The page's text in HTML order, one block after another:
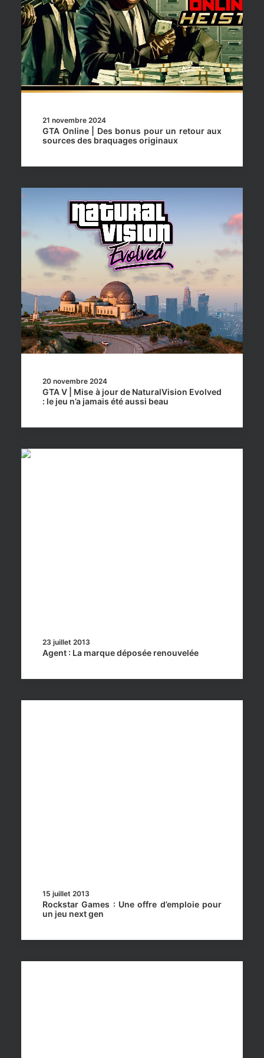
21 novembre 2024
GTA Online | Des bonus pour un retour aux
sources des braquages originaux
20 novembre 2024
GTA V | Mise à jour de NaturalVision Evolved
: le jeu n’a jamais été aussi beau
23 juillet 2013
Agent : La marque déposée renouvelée
15 juillet 2013
Rockstar Games : Une offre d’emploie pour
un jeu next gen